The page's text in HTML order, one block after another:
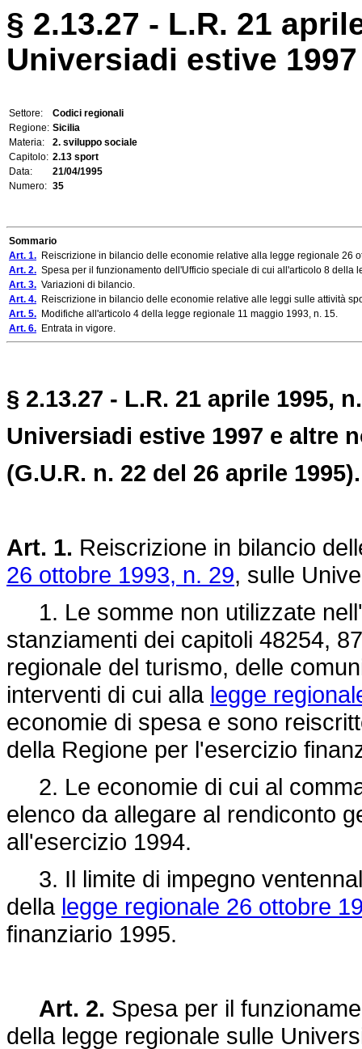
§ 2.13.27 - L.R. 21
Universiadi estive
Settore:
Codici regionali
Regione: Sicilia
Materia:
2. sviluppo sociale
Capitolo: 2.13 sport
Data:
21/04/1995
Numero: 35
Sommario
Art. 1. Reiscrizione in bilancio delle economie relative alla legge regionale 26
Art. 2. Spesa per il funzionamento dell'Ufficio speciale di cui all'articolo 8 della
Art. 3. Variazioni di bilancio.
Art. 4. Reiscrizione in bilancio delle economie relative alle leggi sulle attività
Art. 5. Modifiche all'articolo 4 della legge regionale 11 maggio 1993, n. 15.
Art. 6. Entrata in vigore.
§ 2.13.27 - L.R. 21 aprile 1995,
Universiadi estive 1997 e altre
(G.U.R. n. 22 del 26 aprile 1995).
Art. 1. Reiscrizione in bilancio
26 ottobre 1993, n. 29, sulle
1. Le somme non utilizzate
stanziamenti dei capitoli 48254,
regionale del turismo, delle
interventi di cui alla legge
economie di spesa e sono
della Regione per l'esercizio
2. Le economie di cui al
elenco da allegare al rendiconto
all'esercizio 1994.
3. Il limite di impegno
della legge regionale 26 ottobre
finanziario 1995.
Art. 2. Spesa per il
della legge regionale sulle